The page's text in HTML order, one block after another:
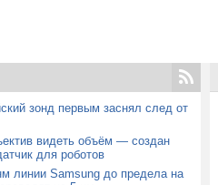
зонд первым заснял след от
видеть объём — создан
для роботов
линии Samsung до предела на